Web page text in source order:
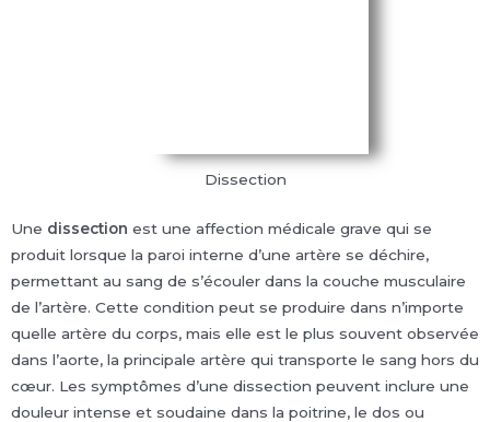
Dissection
Une dissection est une affection médicale grave qui se
produit lorsque la paroi interne d’une artère se déchire,
permettant au sang de s’écouler dans la couche musculaire
de l’artère. Cette condition peut se produire dans n’importe
quelle artère du corps, mais elle est le plus souvent observée
dans l’aorte, la principale artère qui transporte le sang hors du
cœur. Les symptômes d’une dissection peuvent inclure une
douleur intense et soudaine dans la poitrine, le dos ou